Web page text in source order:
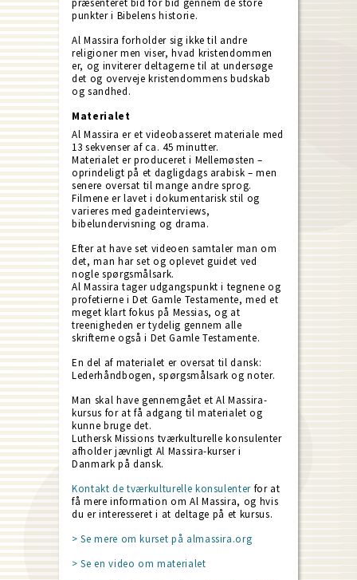
punkter i Bibelens historie.
Al Massira forholder sig ikke til andre
religioner men viser, hvad kristendommen
er, og inviterer deltagerne til at undersøge
det og overveje kristendommens budskab
og sandhed.
Materialet
Al Massira er et videobasseret materiale med
13 sekvenser af ca. 45 minutter.
Materialet er produceret i Mellemøsten –
oprindeligt på et dagligdags arabisk – men
senere oversat til mange andre sprog.
Filmene er lavet i dokumentarisk stil og
varieres med gadeinterviews,
bibelundervisning og drama.
Efter at have set videoen samtaler man om
det, man har set og oplevet guidet ved
nogle spørgsmålsark.
Al Massira tager udgangspunkt i tegnene og
profetierne i Det Gamle Testamente, med et
meget klart fokus på Messias, og at
treenigheden er tydelig gennem alle
skrifterne også i Det Gamle Testamente.
En del af materialet er oversat til dansk:
Lederhåndbogen, spørgsmålsark og noter.
Man skal have gennemgået et Al Massira-
kursus for at få adgang til materialet og
kunne bruge det.
Luthersk Missions tværkulturelle konsulenter
afholder jævnligt Al Massira-kurser i
Danmark på dansk.
Kontakt de tværkulturelle konsulenter for at
få mere information om Al Massira, og hvis
du er interesseret i at deltage på et kursus.
> Se mere om kurset på almassira.org
> Se en video om materialet